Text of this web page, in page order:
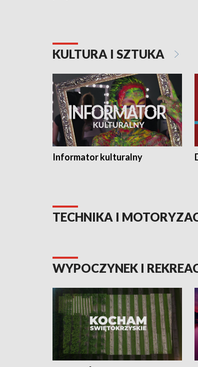
KULTURA I SZTUKA
Informator kulturalny
TECHNIKA I
WYPOCZYNEK I